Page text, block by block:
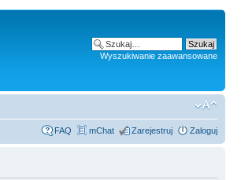
Wyszukiwanie zaawansowane
FAQ mChat Zarejestruj Zaloguj